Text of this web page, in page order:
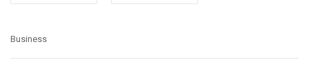
Business